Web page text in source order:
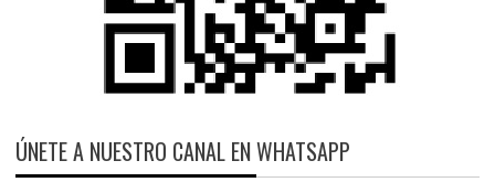
ÚNETE A NUESTRO CANAL EN WHATSAPP